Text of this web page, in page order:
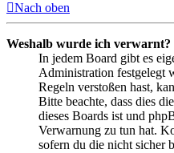
Nach oben
Weshalb wurde ich verwarnt?
In jedem Board gibt es
Administration festgelegt
Regeln verstoßen hast,
Bitte beachte, dass dies
dieses Boards ist und
Verwarnung zu tun hat.
sofern du die nicht sicher